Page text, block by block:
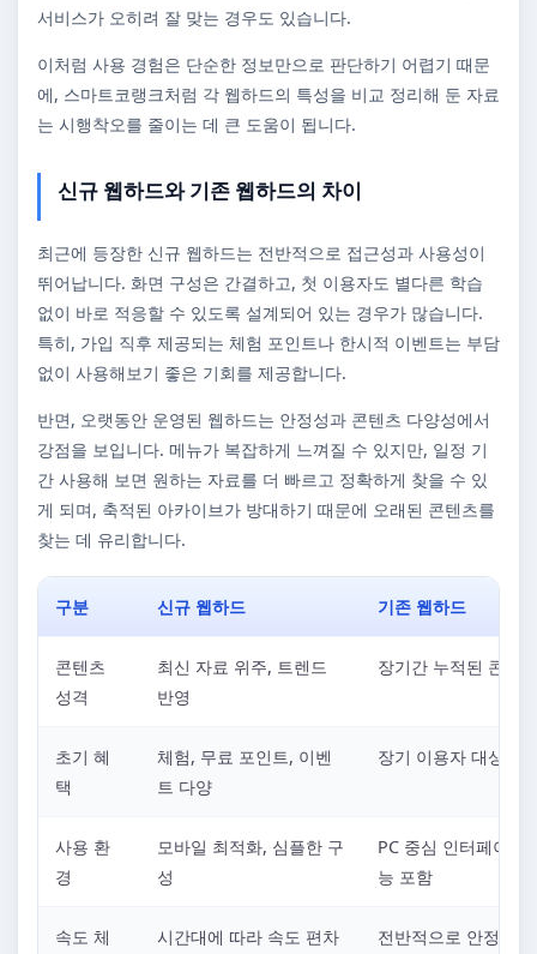
서비스가 오히려 잘 맞는 경우도 있습니다.
이처럼 사용 경험은 단순한 정보만으로 판단하기 어렵기 때문
에, 스마트코랭크처럼 각 웹하드의 특성을 비교 정리해 둔 자료
는 시행착오를 줄이는 데 큰 도움이 됩니다.
신규 웹하드와 기존 웹하드의 차이
최근에 등장한 신규 웹하드는 전반적으로 접근성과 사용성이
뛰어납니다. 화면 구성은 간결하고, 첫 이용자도 별다른 학습
없이 바로 적응할 수 있도록 설계되어 있는 경우가 많습니다.
특히, 가입 직후 제공되는 체험 포인트나 한시적 이벤트는 부담
없이 사용해보기 좋은 기회를 제공합니다.
반면, 오랫동안 운영된 웹하드는 안정성과 콘텐츠 다양성에서
강점을 보입니다. 메뉴가 복잡하게 느껴질 수 있지만, 일정 기
간 사용해 보면 원하는 자료를 더 빠르고 정확하게 찾을 수 있
게 되며, 축적된 아카이브가 방대하기 때문에 오래된 콘텐츠를
찾는 데 유리합니다.
구분 신규 웹하드 기존 웹하드
콘텐츠
성격
최신 자료 위주, 트렌드
반영
장기간 누적된 콘텐
초기 혜
택
체험, 무료 포인트, 이벤
트 다양
장기 이용자 대상 혜
사용 환
경
모바일 최적화, 심플한 구
성
PC 중심 인터페이스,
능 포함
속도 체
시간대에 따라 속도 편차
전반적으로 안정적